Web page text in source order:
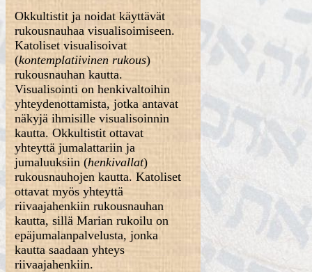
Okkultistit ja noidat käyttävät
rukousnauhaa visualisoimiseen.
Katoliset visualisoivat
(kontemplatiivinen rukous)
rukousnauhan kautta.
Visualisointi on henkivaltoihin
yhteydenottamista, jotka antavat
näkyjä ihmisille visualisoinnin
kautta. Okkultistit ottavat
yhteyttä jumalattariin ja
jumaluuksiin (henkivallat)
rukousnauhojen kautta. Katoliset
ottavat myös yhteyttä
riivaajahenkiin rukousnauhan
kautta, sillä Marian rukoilu on
epäjumalanpalvelusta, jonka
kautta saadaan yhteys
riivaajahenkiin.